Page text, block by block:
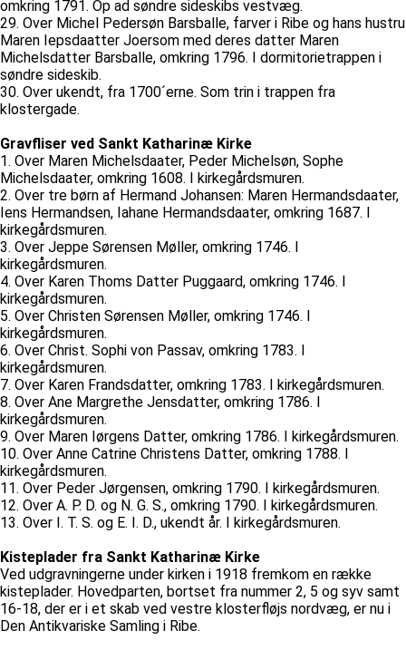
omkring 1791. Op ad søndre sideskibs vestvæg.
29. Over Michel Pedersøn Barsballe, farver i Ribe og hans hustru
Maren Iepsdaatter Joersom med deres datter Maren
Michelsdatter Barsballe, omkring 1796. I dormitorietrappen i
søndre sideskib.
30. Over ukendt, fra 1700´erne. Som trin i trappen fra
klostergade.
Gravfliser ved Sankt Katharinæ Kirke
1. Over Maren Michelsdaater, Peder Michelsøn, Sophe
Michelsdaater, omkring 1608. I kirkegårdsmuren.
2. Over tre børn af Hermand Johansen: Maren Hermandsdaater,
Iens Hermandsen, Iahane Hermandsdaater, omkring 1687. I
kirkegårdsmuren.
3. Over Jeppe Sørensen Møller, omkring 1746. I
kirkegårdsmuren.
4. Over Karen Thoms Datter Puggaard, omkring 1746. I
kirkegårdsmuren.
5. Over Christen Sørensen Møller, omkring 1746. I
kirkegårdsmuren.
6. Over Christ. Sophi von Passav, omkring 1783. I
kirkegårdsmuren.
7. Over Karen Frandsdatter, omkring 1783. I kirkegårdsmuren.
8. Over Ane Margrethe Jensdatter, omkring 1786. I
kirkegårdsmuren.
9. Over Maren Iørgens Datter, omkring 1786. I kirkegårdsmuren.
10. Over Anne Catrine Christens Datter, omkring 1788. I
kirkegårdsmuren.
11. Over Peder Jørgensen, omkring 1790. I kirkegårdsmuren.
12. Over A. P. D. og N. G. S., omkring 1790. I kirkegårdsmuren.
13. Over I. T. S. og E. I. D., ukendt år. I kirkegårdsmuren.
Kisteplader fra Sankt Katharinæ Kirke
Ved udgravningerne under kirken i 1918 fremkom en række
kisteplader. Hovedparten, bortset fra nummer 2, 5 og syv samt
16-18, der er i et skab ved vestre klosterfløjs nordvæg, er nu i
Den Antikvariske Samling i Ribe.